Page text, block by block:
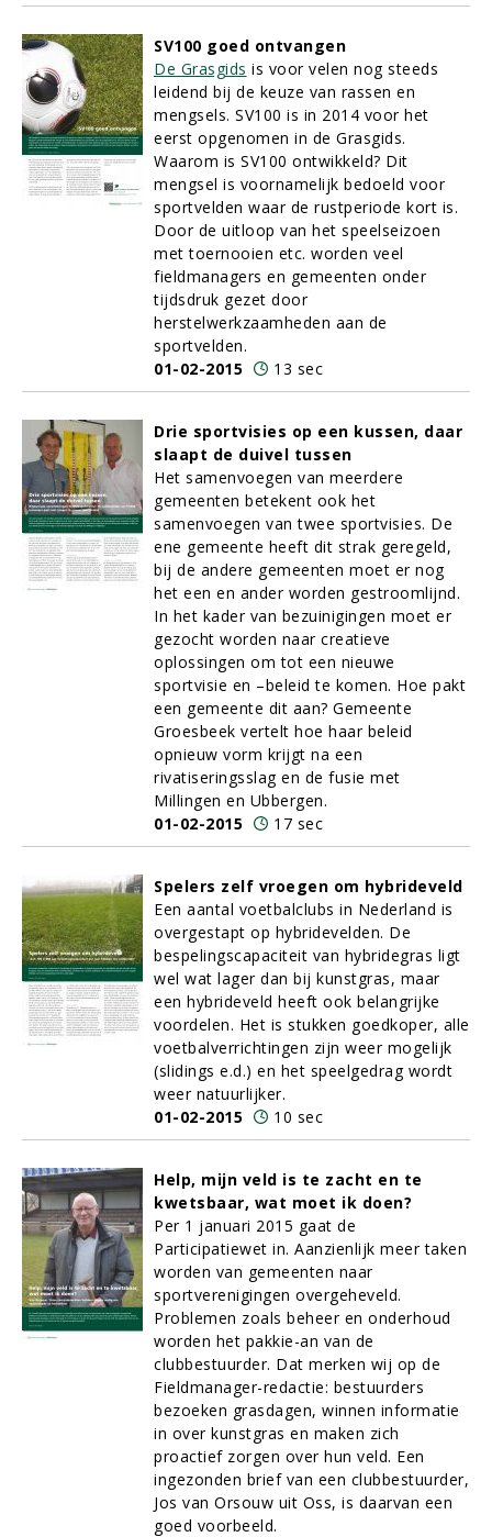
SV100 goed ontvangen
De Grasgids is voor velen nog steeds
leidend bij de keuze van rassen en
mengsels. SV100 is in 2014 voor het
eerst opgenomen in de Grasgids.
Waarom is SV100 ontwikkeld? Dit
mengsel is voornamelijk bedoeld voor
sportvelden waar de rustperiode kort is.
Door de uitloop van het speelseizoen
met toernooien etc. worden veel
fieldmanagers en gemeenten onder
tijdsdruk gezet door
herstelwerkzaamheden aan de
sportvelden.
01-02-2015
13 sec
Drie sportvisies op een kussen, daar
slaapt de duivel tussen
Het samenvoegen van meerdere
gemeenten betekent ook het
samenvoegen van twee sportvisies. De
ene gemeente heeft dit strak geregeld,
bij de andere gemeenten moet er nog
het een en ander worden gestroomlijnd.
In het kader van bezuinigingen moet er
gezocht worden naar creatieve
oplossingen om tot een nieuwe
sportvisie en –beleid te komen. Hoe pakt
een gemeente dit aan? Gemeente
Groesbeek vertelt hoe haar beleid
opnieuw vorm krijgt na een
rivatiseringsslag en de fusie met
Millingen en Ubbergen.
01-02-2015
17 sec
Spelers zelf vroegen om hybrideveld
Een aantal voetbalclubs in Nederland is
overgestapt op hybridevelden. De
bespelingscapaciteit van hybridegras ligt
wel wat lager dan bij kunstgras, maar
een hybrideveld heeft ook belangrijke
voordelen. Het is stukken goedkoper, alle
voetbalverrichtingen zijn weer mogelijk
(slidings e.d.) en het speelgedrag wordt
weer natuurlijker.
01-02-2015
10 sec
Help, mijn veld is te zacht en te
kwetsbaar, wat moet ik doen?
Per 1 januari 2015 gaat de
Participatiewet in. Aanzienlijk meer taken
worden van gemeenten naar
sportverenigingen overgeheveld.
Problemen zoals beheer en onderhoud
worden het pakkie-an van de
clubbestuurder. Dat merken wij op de
Fieldmanager-redactie: bestuurders
bezoeken grasdagen, winnen informatie
in over kunstgras en maken zich
proactief zorgen over hun veld. Een
ingezonden brief van een clubbestuurder,
Jos van Orsouw uit Oss, is daarvan een
goed voorbeeld.